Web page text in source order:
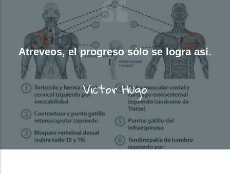
Atreveos, el progreso sólo se logra así.
Victor Hugo